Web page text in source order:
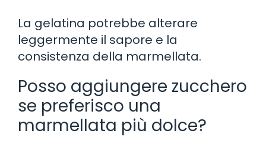
La gelatina potrebbe alterare
leggermente il sapore e la
consistenza della marmellata.
Posso aggiungere zucchero
se preferisco una
marmellata più dolce?